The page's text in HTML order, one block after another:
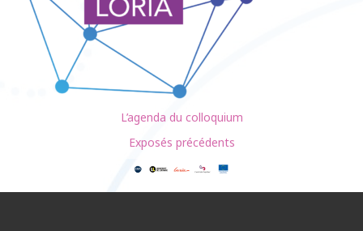
L’agenda du colloquium
Exposés précédents